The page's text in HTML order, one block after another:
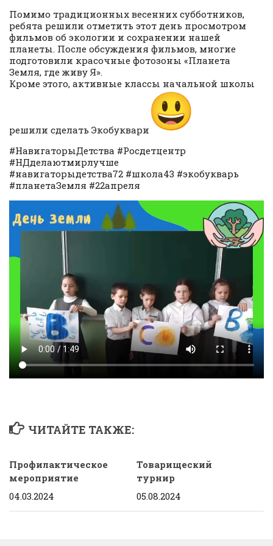
Помимо традиционных весенних субботников,
ребята решили отметить этот день просмотром
фильмов об экологии и сохранении нашей
планеты. После обсуждения фильмов, многие
подготовили красочные фотозоны «Планета
Земля, где живу Я».
Кроме этого, активные классы начальной школы
решили сделать Экобуквари
#НавигаторыДетства #Росдетцентр
#НДделаютмирлучше
#навигаторыдетства72 #школа43 #экобукварь
#планетаЗемля #22апреля
ЧИТАЙТЕ ТАКЖЕ:
Профилактическое
мероприятие
04.03.2024
Товарищеский
турнир
05.08.2024